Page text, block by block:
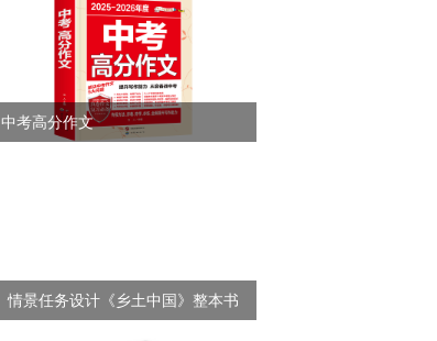
中考高分作文
情景任务设计《乡土中国》整本书